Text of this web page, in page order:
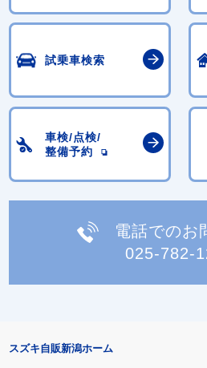
試乗車検索
車検/点検/
整備予約
電話でのお
025-782-
スズキ自販新潟ホーム